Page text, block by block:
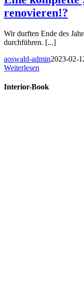
renovieren!?
Wir durften Ende des
durchführen. [...]
aoswald-admin2023-02-
Weiterlesen
Interior-Book